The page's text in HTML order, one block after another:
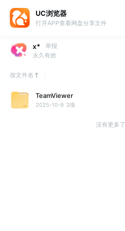
UC浏览器
打开APP查看网盘分享文件
x*
举报
永久有效
按文件名
TeamViewer
2025-10-9 3项
没有更多了